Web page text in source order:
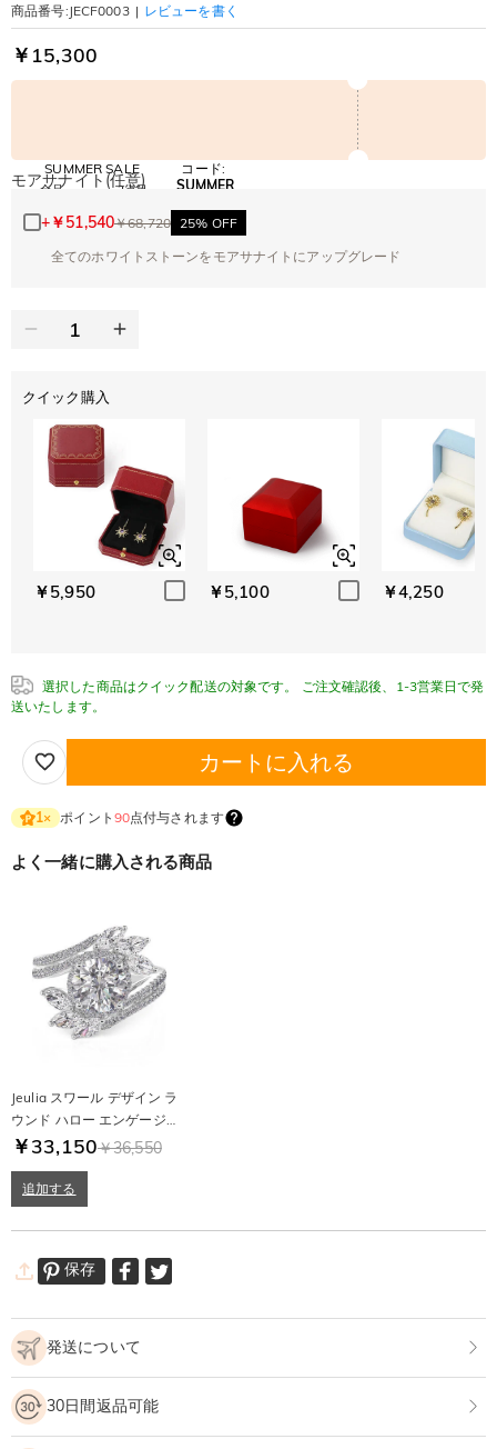
商品番号: JECF0003 | レビューを書く
￥15,300
SUMMER SALE
全品 2点目
コード:
SUMMER
モアサナイト(任意)
+￥51,540￥68,720
25% OFF
全てのホワイトストーンをモアサナイトにアップグレード
クイック購入
￥5,950 ￥5,100 ￥4,250
選択した商品はクイック配送の対象です。 ご注文確認後、1-3営業日で発
送いたします。
カートに入れる
1× ポイント 90点付与されます
よく一緒に購入される商品
Jeulia スワール デザイン ラ
ウンド ハロー エンゲージメ
ント リングセット
￥33,150￥36,550
追加する
保存
発送について
30日間返品可能